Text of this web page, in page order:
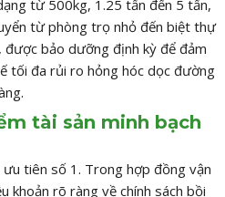
từ 500kg, 1.25 tấn đến 5 tấn,
từ phòng trọ nhỏ đến biệt thự
được bảo dưỡng định kỳ để đảm
tối đa rủi ro hỏng hóc dọc đường
tài sản minh bạch
ưu tiên số 1. Trong hợp đồng vận
khoản rõ ràng về chính sách bồi